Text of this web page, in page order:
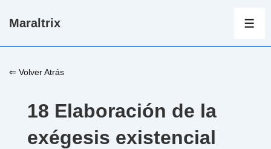
Saltar
principal
Maraltrix
⇐ Volver Atrás
18 Elaboración de la
exégesis existencial